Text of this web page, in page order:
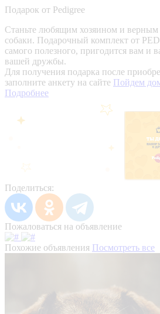
Подарок от Pedigree
Станьте любящим хозяином и верным
собаки. Подарочный комплект от
самого полезного, пригодится вам и
вашей дружбы.
Для получения подарка после
заполните анкету на сайте Пойдем
Подробнее
Поделиться:
Пожаловаться на объявление
Похожие объявления Посмотреть все